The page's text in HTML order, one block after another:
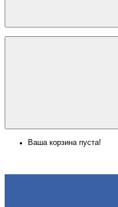
Ваша корзина пуста!